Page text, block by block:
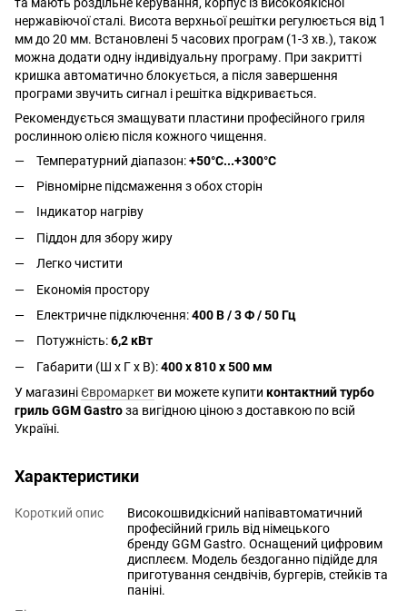
нержавіючої сталі. Висота верхньої решітки регулюється від 1
мм до 20 мм. Встановлені 5 часових програм (1-3 хв.), також
можна додати одну індивідуальну програму. При закритті
кришка автоматично блокується, а після завершення
програми звучить сигнал і решітка відкривається.
Рекомендується змащувати пластини професійного гриля
рослинною олією після кожного чищення.
Температурний діапазон:+50°C...+300°C
Рівномірне підсмаження з обох сторін
Індикатор нагріву
Піддон для збору жиру
Легко чистити
Економія простору
Електричне підключення:400 В / 3 Ф / 50 Гц
Потужність:6,2 кВт
Габарити (Ш x Г x В):400 x 810 x 500 мм
У магазиніЄвромаркет ви можете купити контактний турбо
гриль GGM Gastroза вигідною ціною з доставкою по всій
Україні.
Характеристики
Короткий опис
Високошвидкісний напівавтоматичний
професійний гриль від німецького
бренду GGM Gastro. Оснащений цифровим
дисплеєм. Модель бездоганно підійде для
приготування сендвічів, бургерів, стейків та
паніні.